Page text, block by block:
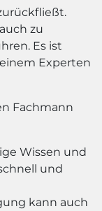
zu
Es ist
Experten
Fachmann
Wissen und
und
kann auch